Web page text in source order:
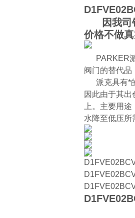
因我司销
价格不做
PARKER
阀门的替代品
派克具有*的
因此由于其
上。主要用
水降至低压所